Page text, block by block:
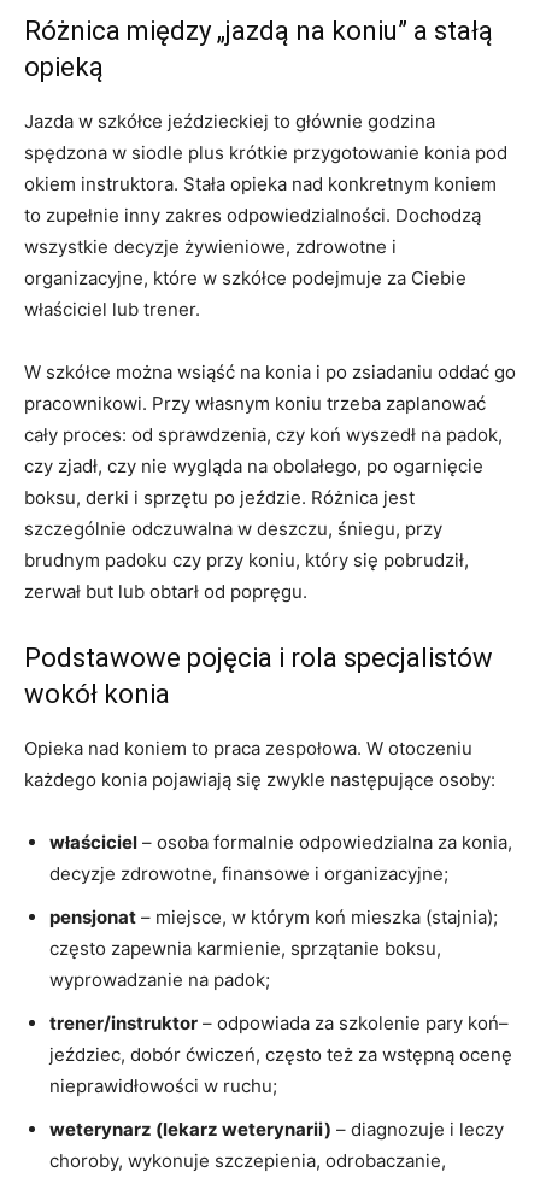
Różnica między „jazdą na koniu” a stałą
opieką
Jazda w szkółce jeździeckiej to głównie godzina
spędzona w siodle plus krótkie przygotowanie konia pod
okiem instruktora. Stała opieka nad konkretnym koniem
to zupełnie inny zakres odpowiedzialności. Dochodzą
wszystkie decyzje żywieniowe, zdrowotne i
organizacyjne, które w szkółce podejmuje za Ciebie
właściciel lub trener.
W szkółce można wsiąść na konia i po zsiadaniu oddać go
pracownikowi. Przy własnym koniu trzeba zaplanować
cały proces: od sprawdzenia, czy koń wyszedł na padok,
czy zjadł, czy nie wygląda na obolałego, po ogarnięcie
boksu, derki i sprzętu po jeździe. Różnica jest
szczególnie odczuwalna w deszczu, śniegu, przy
brudnym padoku czy przy koniu, który się pobrudził,
zerwał but lub obtarł od popręgu.
Podstawowe pojęcia i rola specjalistów
wokół konia
Opieka nad koniem to praca zespołowa. W otoczeniu
każdego konia pojawiają się zwykle następujące osoby:
właściciel – osoba formalnie odpowiedzialna za konia,
decyzje zdrowotne, finansowe i organizacyjne;
pensjonat – miejsce, w którym koń mieszka (stajnia);
często zapewnia karmienie, sprzątanie boksu,
wyprowadzanie na padok;
trener/instruktor – odpowiada za szkolenie pary koń–
jeździec, dobór ćwiczeń, często też za wstępną ocenę
nieprawidłowości w ruchu;
weterynarz (lekarz weterynarii) – diagnozuje i leczy
choroby, wykonuje szczepienia, odrobaczanie,